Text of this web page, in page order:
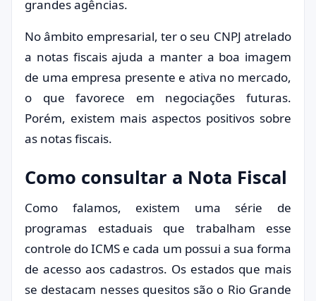
grandes agências.
No âmbito empresarial, ter o seu CNPJ atrelado
a notas fiscais ajuda a manter a boa imagem
de uma empresa presente e ativa no mercado,
o que favorece em negociações futuras.
Porém, existem mais aspectos positivos sobre
as notas fiscais.
Como consultar a Nota Fiscal
Como falamos, existem uma série de
programas estaduais que trabalham esse
controle do ICMS e cada um possui a sua forma
de acesso aos cadastros. Os estados que mais
se destacam nesses quesitos são o Rio Grande